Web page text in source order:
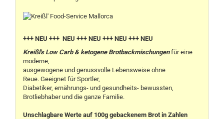
+++ NEU +++ NEU +++ NEU +++ NEU +++ NEU
Kreißl's Low Carb & ketogene Brotbackmischungenfür eine
moderne,
ausgewogene und genussvolle Lebensweise ohne
Reue. Geeignet für Sportler,
Diabetiker, ernährungs- und gesundheits- bewussten,
Brotliebhaber und die ganze Familie.
Unschlagbare Werte auf 100g gebackenem Brot in Zahlen